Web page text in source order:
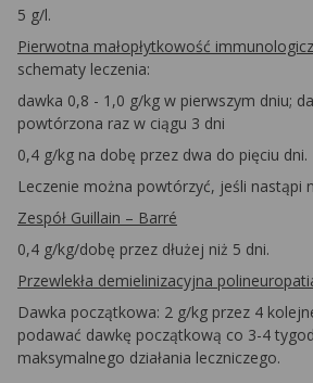
5 g/l.
Pierwotna małopłytkowość
schematy leczenia:
dawka 0,8 - 1,0 g/kg w pierwszym dniu;
powtórzona raz w ciągu 3 dni
0,4 g/kg na dobę przez dwa do pięciu dni.
Leczenie można powtórzyć, jeśli nastąpi
Zespół Guillain – Barré
0,4 g/kg/dobę przez dłużej niż 5 dni.
Przewlekła demielinizacyjna
Dawka początkowa: 2 g/kg przez 4
podawać dawkę początkową co 3-4
maksymalnego działania leczniczego.